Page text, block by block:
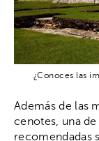
¿Conoces las
Además de las
cenotes, una
recomendadas